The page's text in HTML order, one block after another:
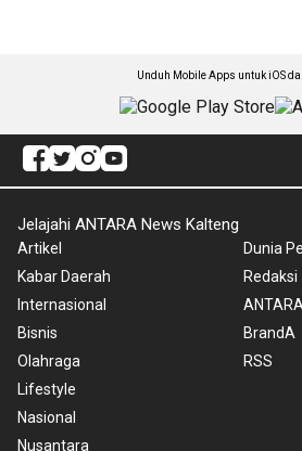
Unduh Mobile Apps untuk iOS
Jelajahi ANTARA News Kalteng
Artikel
Kabar Daerah
Internasional
Bisnis
Olahraga
Lifestyle
Nasional
Nusantara
Dunia
Redaksi
BrandA
RSS